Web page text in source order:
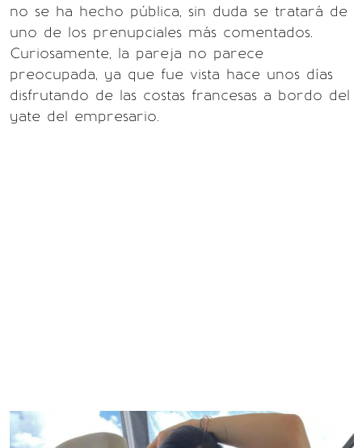
no se ha hecho pública, sin duda se tratará de
uno de los prenupciales más comentados.
Curiosamente, la pareja no parece
preocupada, ya que fue vista hace unos días
disfrutando de las costas francesas a bordo del
yate del empresario.